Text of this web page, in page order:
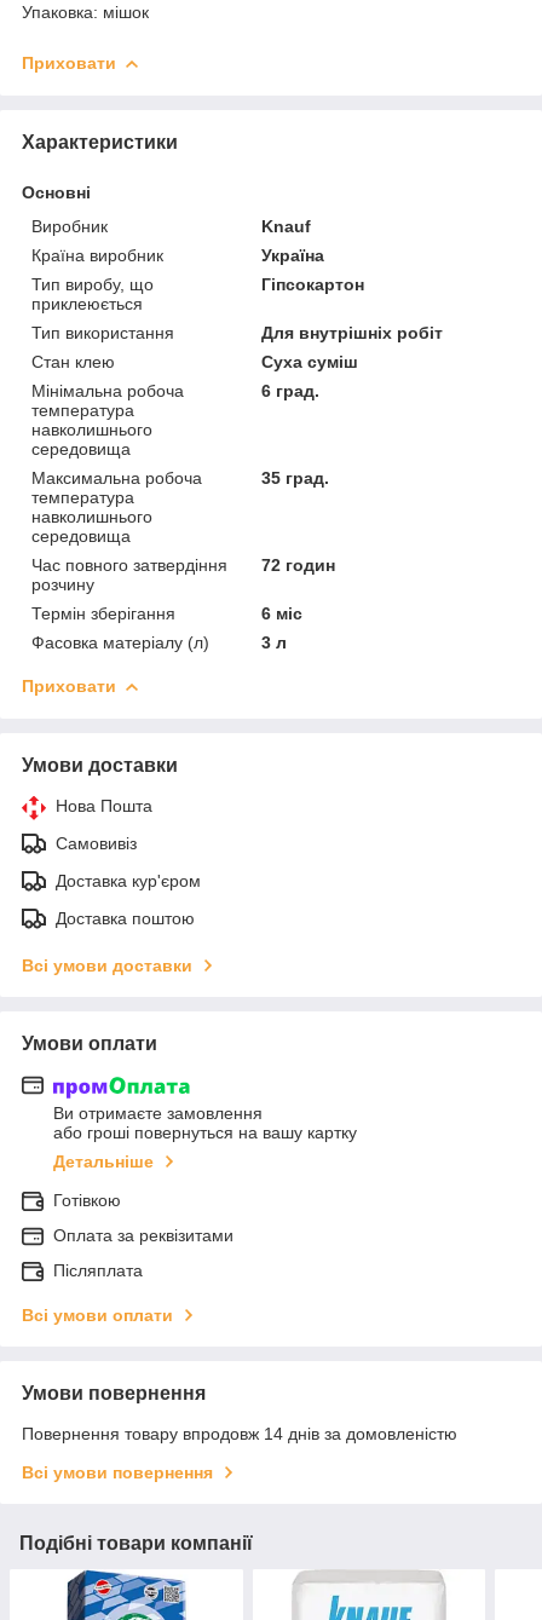
Упаковка: мішок
Приховати
Характеристики
Основні
Виробник
Knauf
Країна виробник
Україна
Тип виробу, що
приклеюється
Гіпсокартон
Тип використання
Для внутрішніх робіт
Стан клею
Суха суміш
Мінімальна робоча
температура
навколишнього
середовища
6 град.
Максимальна робоча
температура
навколишнього
середовища
35 град.
Час повного затвердіння
розчину
72 годин
Термін зберігання
6 міс
Фасовка матеріалу (л)
3 л
Приховати
Умови доставки
Нова Пошта
Самовивіз
Доставка кур'єром
Доставка поштою
Всі умови доставки
Умови оплати
Ви отримаєте замовлення
або гроші повернуться на вашу картку
Детальніше
Готівкою
Оплата за реквізитами
Післяплата
Всі умови оплати
Умови повернення
Повернення товару впродовж 14 днів за домовленістю
Всі умови повернення
Подібні товари компанії